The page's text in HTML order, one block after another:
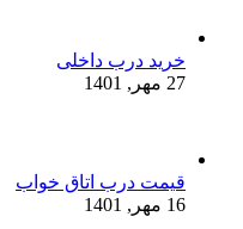
خرید درب داخلی
27 مهر, 1401
قیمت درب اتاق خواب
16 مهر, 1401